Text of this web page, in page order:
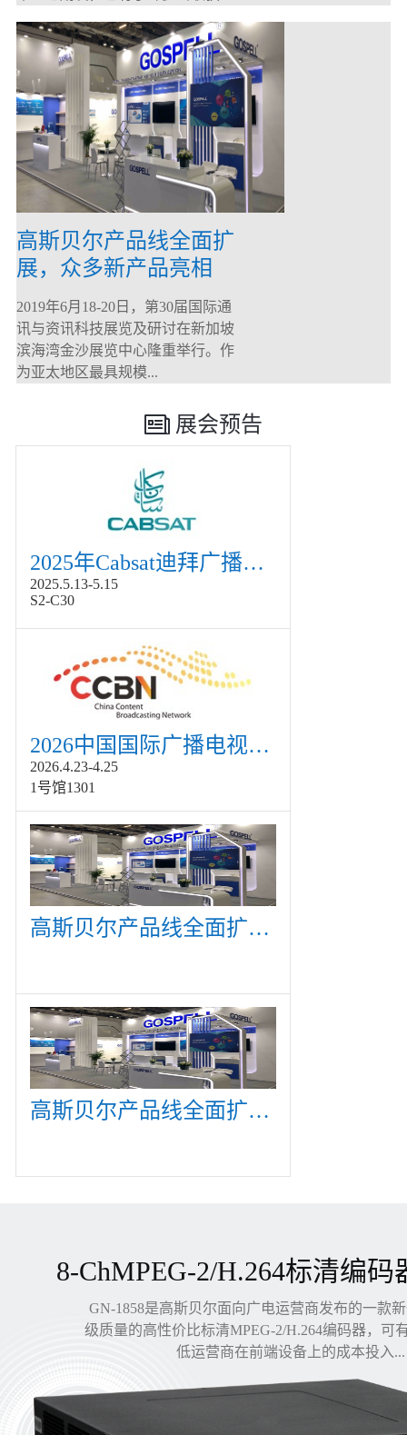
高斯贝尔产品线全面扩
展，众多新产品亮相
CommunicAsia 2019
2019年6月18-20日，第30届国际通
讯与资讯科技展览及研讨在新加坡
滨海湾金沙展览中心隆重举行。作
为亚太地区最具规模...
展会预告
2025年Cabsat迪拜广播电视展
2025.5.13-5.15
S2-C30
2026中国国际广播电视信息网络展览会展
2026.4.23-4.25
1号馆1301
高斯贝尔产品线全面扩展，众多新产品亮相CommunicAsia 2019
高斯贝尔产品线全面扩展，众多新产品亮相CommunicAsia 2019
8-ChMPEG-2/H.264标清编码
GN-1858是高斯贝尔面向广电运营商发布的一款
级质量的高性价比标清MPEG-2/H.264编码器，可
低运营商在前端设备上的成本投入...